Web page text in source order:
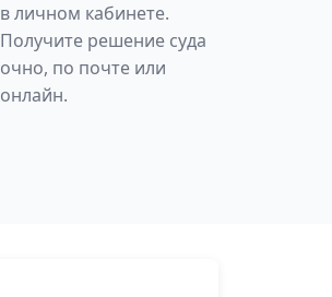
в личном кабинете.
Получите решение суда
очно, по почте или
онлайн.